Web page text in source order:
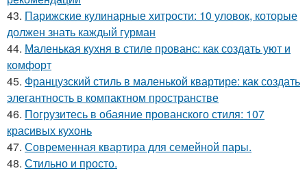
43. Парижские кулинарные хитрости: 10 уловок, которые
должен знать каждый гурман
44. Маленькая кухня в стиле прованс: как создать уют и
комфорт
45. Французский стиль в маленькой квартире: как создать
элегантность в компактном пространстве
46. Погрузитесь в обаяние прованского стиля: 107
красивых кухонь
47. Современная квартира для семейной пары.
48. Стильно и просто.